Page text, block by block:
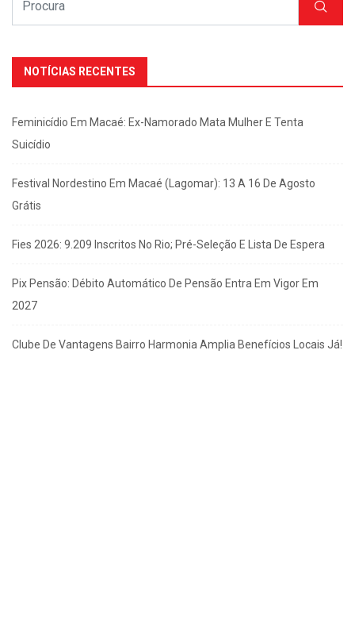
NOTÍCIAS RECENTES
Feminicídio Em Macaé: Ex-Namorado Mata Mulher E Tenta
Suicídio
Festival Nordestino Em Macaé (Lagomar): 13 A 16 De Agosto
Grátis
Fies 2026: 9.209 Inscritos No Rio; Pré-Seleção E Lista De Espera
Pix Pensão: Débito Automático De Pensão Entra Em Vigor Em
2027
Clube De Vantagens Bairro Harmonia Amplia Benefícios Locais Já!